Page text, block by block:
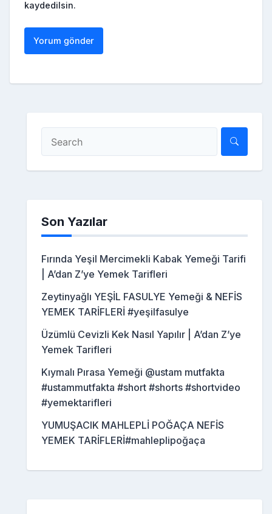
kaydedilsin.
Son Yazılar
Fırında Yeşil Mercimekli Kabak Yemeği Tarifi
| A’dan Z’ye Yemek Tarifleri
Zeytinyağlı YEŞİL FASULYE Yemeği & NEFİS
YEMEK TARİFLERİ #yeşilfasulye
Üzümlü Cevizli Kek Nasıl Yapılır | A’dan Z’ye
Yemek Tarifleri
Kıymalı Pırasa Yemeği @ustam mutfakta
#ustammutfakta #short #shorts #shortvideo
#yemektarifleri
YUMUŞACIK MAHLEPLİ POĞAÇA NEFİS
YEMEK TARİFLERİ#mahleplipoğaça